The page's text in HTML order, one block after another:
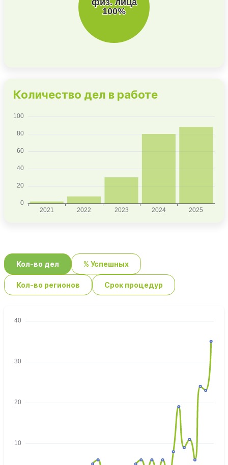
Количество дел в работе
Кол-во дел % Успешных
Кол-во регионов Срок процедур